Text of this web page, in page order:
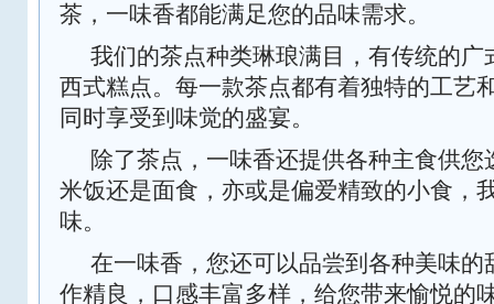
茶，一味香都能满足您的品味需求。
我们的茶点种类琳琅满目，有传统的广
西式糕点。每一款茶点都有着独特的工艺
同时享受到味觉的盛宴。
除了茶点，一味香还提供各种主食供您
米饭还是面食，亦或是偏爱精致的小食，
味。
在一味香，您还可以品尝到各种美味的
作精良，口感丰富多样，给您带来愉悦的